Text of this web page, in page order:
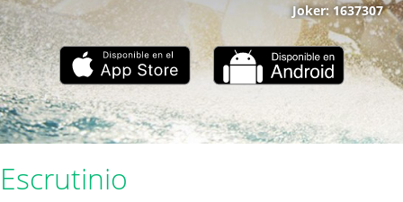
Joker: 1637307
Escrutinio